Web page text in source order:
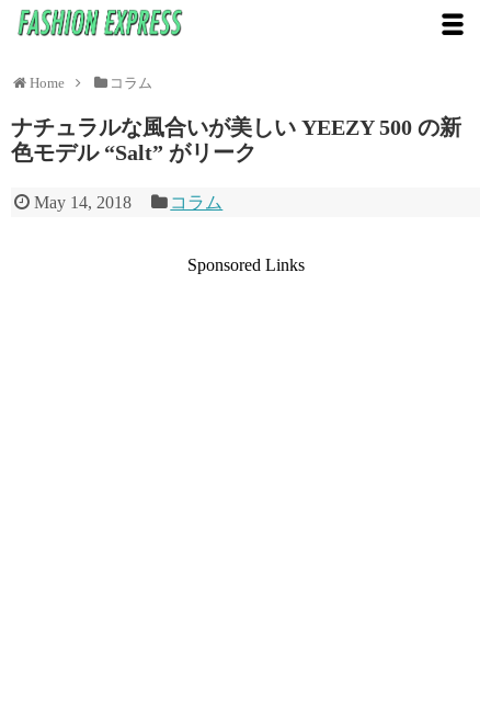
Home コラム
ナチュラルな風合いが美しい YEEZY 500 の新
色モデル “Salt” がリーク
May 14, 2018 コラム
Sponsored Links